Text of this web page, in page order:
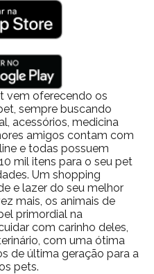
vem oferecendo os
sempre buscando
acessórios, medicina
amigos contam com
e todas possuem
mil itens para o seu pet
Um shopping
e lazer do seu melhor
mais, os animais de
primordial na
com carinho deles,
com uma ótima
de última geração para a
pets.